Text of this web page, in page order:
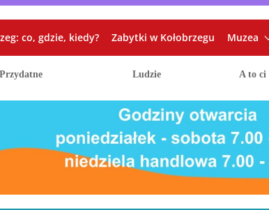
co, gdzie, kiedy? Zabytki w Kołobrzegu Muzea
Przydatne Ludzie A to ci